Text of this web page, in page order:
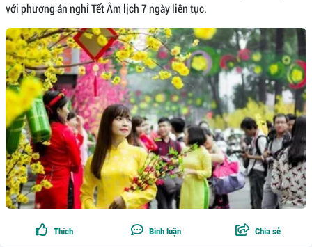
với phương án nghỉ Tết Âm lịch 7 ngày liên tục.
Thích Bình luận Chia sẻ